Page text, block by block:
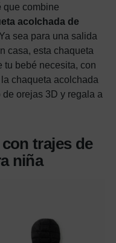
que combine
acolchada de
sea para una salida
casa, esta chaqueta
tu bebé necesita, con
chaqueta acolchada
orejas 3D y regala a
trajes de
niña